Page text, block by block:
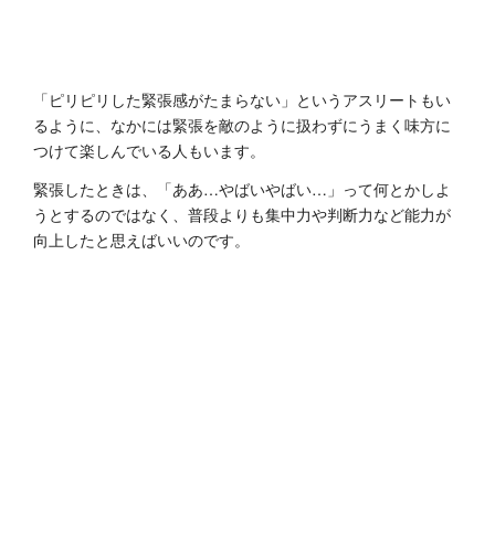
「ピリピリした緊張感がたまらない」というアスリートもい
るように、なかには緊張を敵のように扱わずにうまく味方に
つけて楽しんでいる人もいます。
緊張したときは、「ああ…やばいやばい…」って何とかしよ
うとするのではなく、普段よりも集中力や判断力など能力が
向上したと思えばいいのです。